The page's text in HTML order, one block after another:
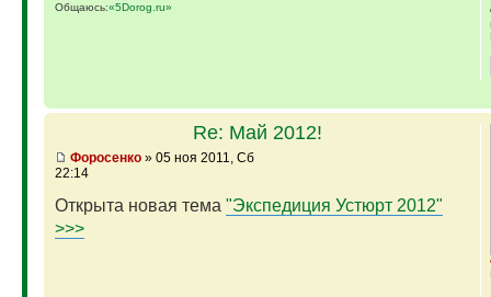
Общаюсь:«5Dorog.ru»
Re: Май 2012!
Фopoceнкo» 05 ноя 2011, Сб
22:14
Открыта новая тема "Экспедиция Устюрт 2012"
>>>